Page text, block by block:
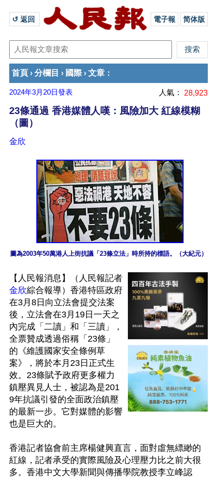
↺ 返回 電子報 简体版
首頁 › 分欄目 › 國際› 文章 ：
2024年3月20日發表 人氣： 28,923
23條通過 香港媒體人嘆：風險加大 紅線模糊
（圖）
金欣
圖為2003年50萬港人上街抗議「23條立法」時所持的標語。（大紀元）
【人民報消息】（人民報記者
金欣綜合報導）香港特區政府
在3月8日向立法會提交法案
後，立法會在3月19日一天之
內完成「二讀」和「三讀」，
全票贊成透過俗稱「23條」
的《維護國家安全條例草
案》，將於本月23日正式生
效。23條賦予政府更多權力
鎮壓異見人士，被認為是201
9年抗議引發的全面政治鎮壓
的最新一步。它對媒體的影響
也是巨大的。
香港記者協會前主席楊健興直言，面對虛無縹緲的
紅線，記者承受的實際風險及心理壓力比之前大很
多。香港中文大學新聞與傳播學院教授李立峰認